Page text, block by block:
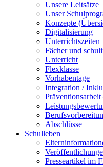
Unsere Leitsätze
Unser
Konzepte
Digitalisierung
Unterrichtszeiten
Fächer und
Unterricht
Flexklasse
Vorhabentage
Integration /
Abschlüsse
Schulleben
Presseartikel im